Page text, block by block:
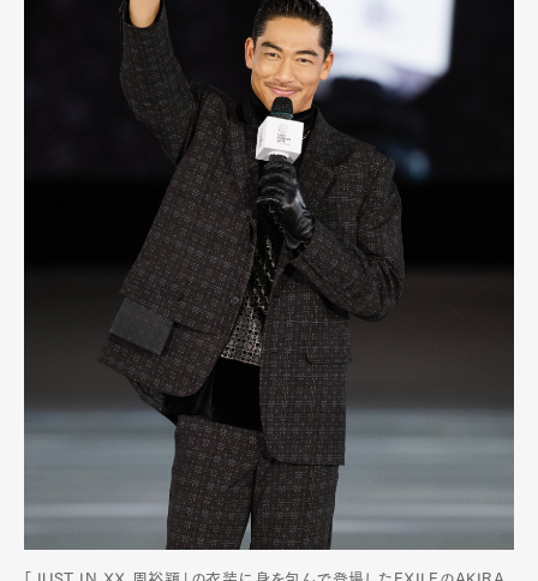
Pen Membership
Magazine
Official Columnist
About
Contact
Pen Meet
Pen international Pen tw